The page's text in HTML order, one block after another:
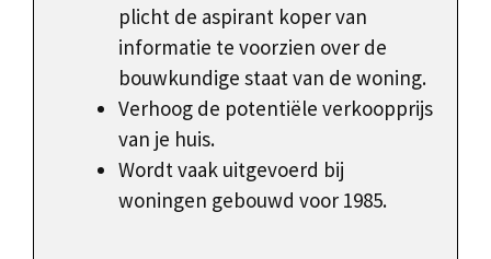
plicht de aspirant koper van
informatie te voorzien over de
bouwkundige staat van de woning.
Verhoog de potentiële verkoopprijs
van je huis.
Wordt vaak uitgevoerd bij
woningen gebouwd voor 1985.